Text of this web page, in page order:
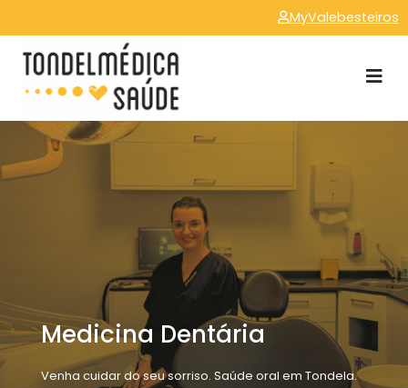
MyValebesteiros
Medicina Dentária
Venha cuidar do seu sorriso. Saúde oral em Tondela.